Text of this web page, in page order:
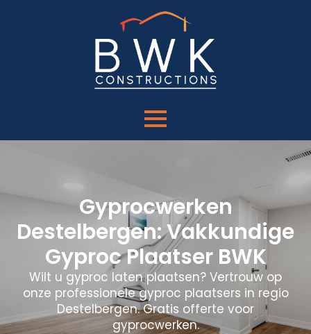
Gyprocwerken
Destelbergen: Vakkundige
Gyproc Plaatser BWK
Wilt u gyproc laten plaatsen? Vertrouw op
onze professionele gyproc plaatsers in regio
Destelbergen. Gratis offerte voor
gyprocwerken.